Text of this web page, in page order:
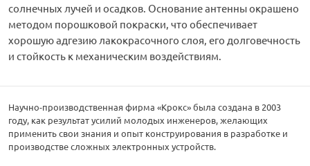
солнечных лучей и осадков. Основание антенны окрашено
методом порошковой покраски, что обеспечивает
хорошую адгезию лакокрасочного слоя, его долговечность
и стойкость к механическим воздействиям.
Научно-производственная фирма «Крокс» была создана в 2003
году, как результат усилий молодых инженеров, желающих
применить свои знания и опыт конструирования в разработке и
производстве сложных электронных устройств.